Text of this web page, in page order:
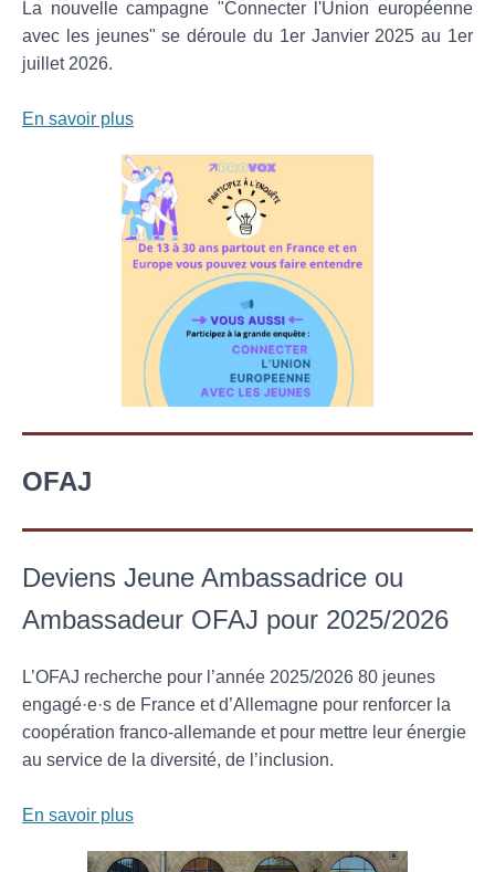
La nouvelle campagne "Connecter l'Union européenne
avec les jeunes" se déroule du 1er Janvier 2025 au 1er
juillet 2026.
En savoir plus
OFAJ
Deviens Jeune Ambassadrice ou
Ambassadeur OFAJ pour 2025/2026
L’OFAJ recherche pour l’année 2025/2026 80 jeunes
engagé·e·s de France et d’Allemagne pour renforcer la
coopération franco-allemande et pour mettre leur énergie
au service de la diversité, de l’inclusion.
En savoir plus